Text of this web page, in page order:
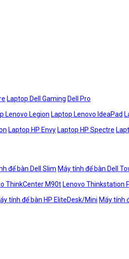
Laptop Dell Gaming Dell Pro
Lenovo Legion Laptop Lenovo IdeaPad
Laptop HP Envy Laptop HP Spectre
để bàn Dell Slim Máy tính để bàn Dell
ThinkCenter M90t Lenovo Thinkstation
tính để bàn HP EliteDesk/Mini Máy tính